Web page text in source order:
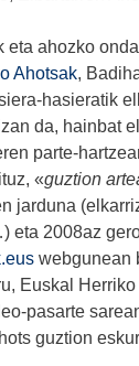
eta ahozko
Ahotsak,
hasieratik
da, hainbat
parte-
«guztion
jarduna
eta 2008az
webgunean
Euskal
pasarte
guztion